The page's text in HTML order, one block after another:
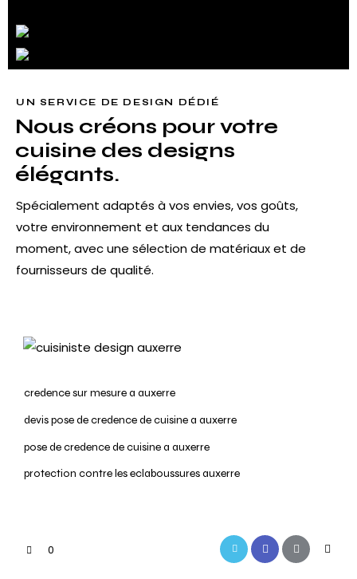
UN SERVICE DE DESIGN DÉDIÉ
Nous créons pour votre
cuisine des designs
élégants.
Spécialement adaptés à vos envies, vos goûts,
votre environnement et aux tendances du
moment, avec une sélection de matériaux et de
fournisseurs de qualité.
credence sur mesure a auxerre
devis pose de credence de cuisine a auxerre
pose de credence de cuisine a auxerre
protection contre les eclaboussures auxerre
0